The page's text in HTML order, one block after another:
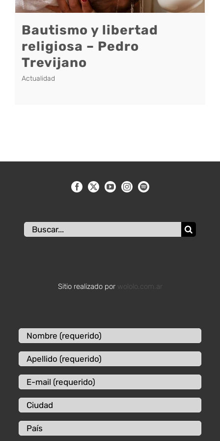
Bautismo y libertad
religiosa – Pedro
Trevijano
Actualidad
Buscar:
Sitio realizado por wololo.com.ar